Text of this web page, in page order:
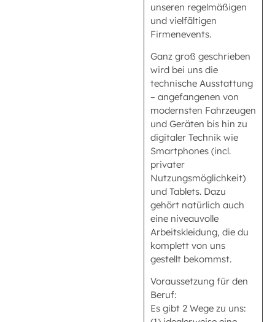
unseren regelmäßigen
und vielfältigen
Firmenevents.
Ganz groß geschrieben
wird bei uns die
technische Ausstattung
– angefangenen von
modernsten Fahrzeugen
und Geräten bis hin zu
digitaler Technik wie
Smartphones (incl.
privater
Nutzungsmöglichkeit)
und Tablets. Dazu
gehört natürlich auch
eine niveauvolle
Arbeitskleidung, die du
komplett von uns
gestellt bekommst.
Voraussetzung für den
Beruf:
Es gibt 2 Wege zu uns: